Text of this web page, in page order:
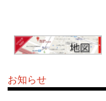
お知らせ